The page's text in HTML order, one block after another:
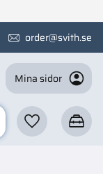
order@svith.se
Mina sidor
Favoriter